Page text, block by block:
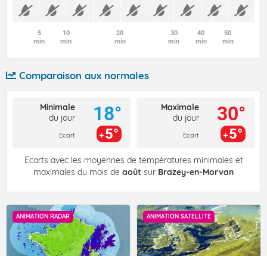
5
min
10
min
20
min
30
min
40
min
50
min
Comparaison aux normales
Minimale
du jour
Ecart
18°
5°
Maximale
du jour
Ecart
30°
5°
Écarts avec les moyennes de températures minimales et
maximales du mois de août sur Brazey-en-Morvan
ANIMATION RADAR ANIMATION SATELLITE